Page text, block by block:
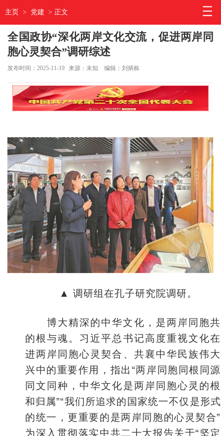
主页 > 党建 > 正文
全国政协“深化两岸文化交流，促进两岸同
胞心灵契合”调研综述
发布时间：2025-11-19 来源：未知 编辑：刘炳栋
▲ 调研组在孔子研究院调研。
博大精深的中华文化，是两岸同胞
的根与魂。习近平总书记高度重视文化
进两岸同胞心灵契合、共襄中华民族伟
兴中的重要作用，指出“两岸同胞同根同
同文同种，中华文化是两岸同胞心灵的
和归属”“我们所追求的国家统一不仅是形
的统一，更重要的是两岸同胞的心灵契合
为深入贯彻落实中共二十大报告关于“坚